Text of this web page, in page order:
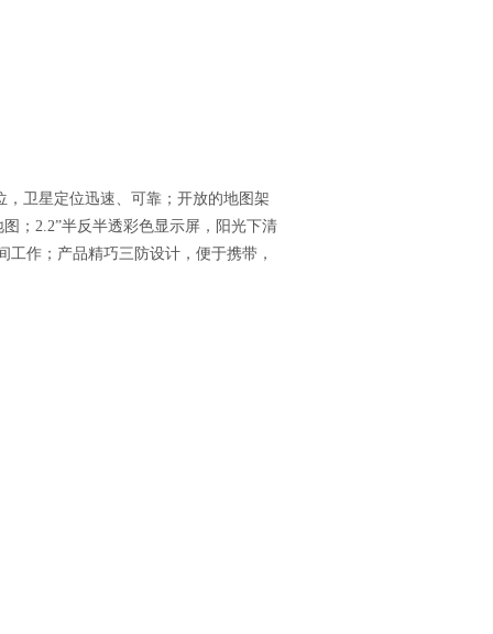
卫星定位迅速、可靠；开放的地图架
；2.2”半反半透彩色显示屏，阳光下清
作；产品精巧三防设计，便于携带，